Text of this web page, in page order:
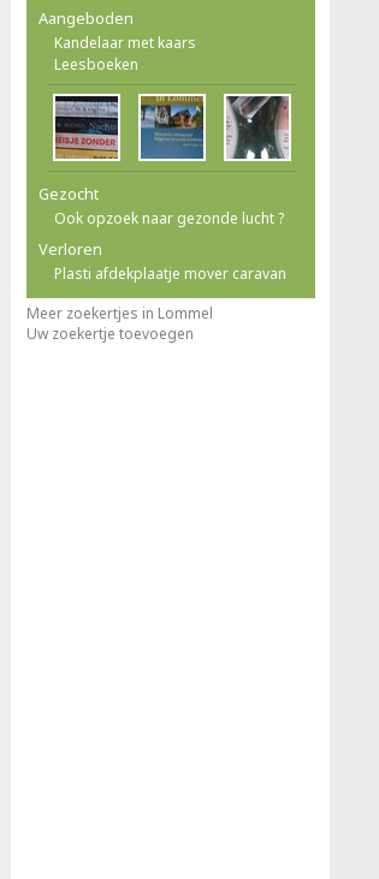
Aangeboden
Kandelaar met kaars
Leesboeken
Gezocht
Ook opzoek naar gezonde lucht ?
Verloren
Plasti afdekplaatje mover caravan
Meer zoekertjes in Lommel
Uw zoekertje toevoegen